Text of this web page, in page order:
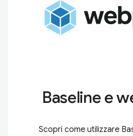
Baseline e
Scopri come utilizzare